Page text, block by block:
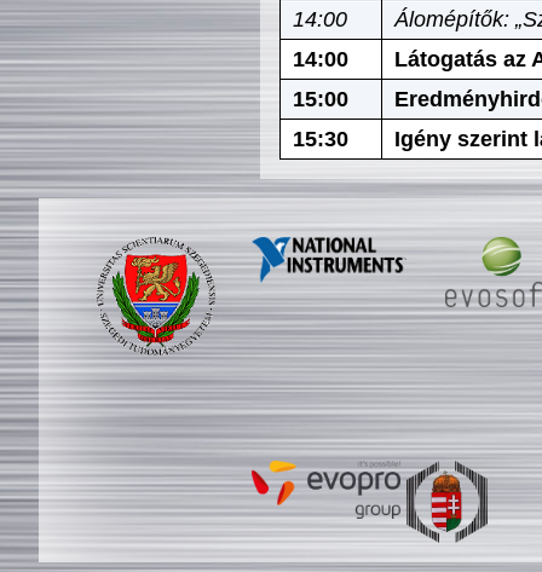
14:00
Álomépítők:
14:00
Látogatás az
15:00
15:30
Igény szerint